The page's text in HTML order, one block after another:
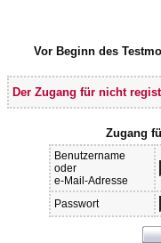
Vor Beginn des
Der Zugang für nicht
Zugang
Benutzername
oder
e-Mail-Adresse
Passwort